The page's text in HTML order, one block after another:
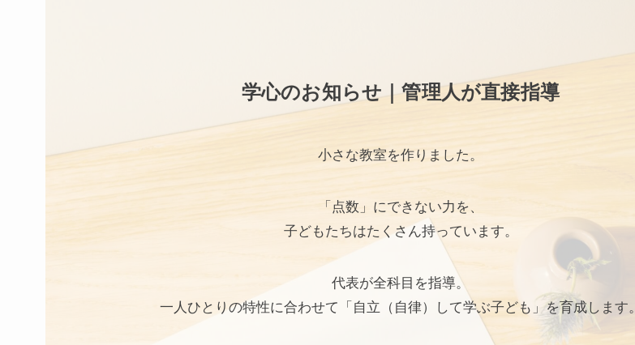
学心のお知らせ｜管理人が直接指導
小さな教室を作りました。
「点数」にできない力を、
子どもたちはたくさん持っています。
代表が全科目を指導。
一人ひとりの特性に合わせて「自立（自律）して学ぶ子ども」を育成します。